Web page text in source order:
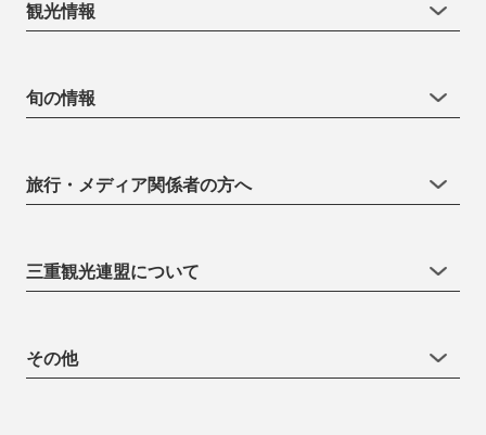
観光情報
旬の情報
旅行・メディア関係者の方へ
三重観光連盟について
その他